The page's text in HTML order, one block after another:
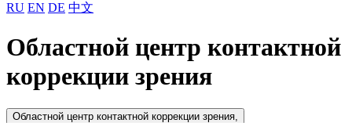
RU EN DE 中文
Областной центр контактной
коррекции зрения
Областной центр контактной коррекции зрения,